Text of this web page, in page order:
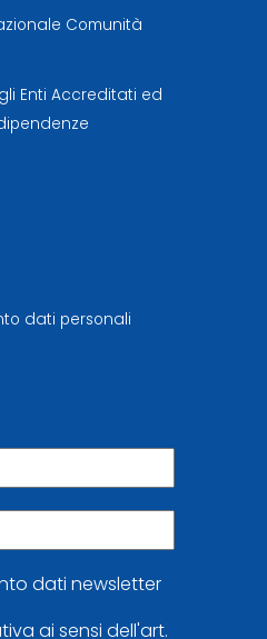
Comunità
Enti Accreditati ed
dati personali
dati newsletter
ai sensi dell'art.